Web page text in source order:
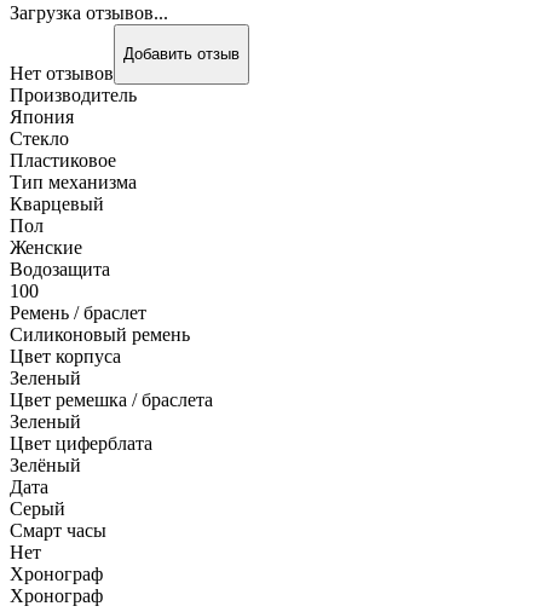
Загрузка отзывов...
Нет отзывов
Добавить отзыв
Производитель
Япония
Стекло
Пластиковое
Тип механизма
Кварцевый
Пол
Женские
Водозащита
100
Ремень / браслет
Силиконовый ремень
Цвет корпуса
Зеленый
Цвет ремешка / браслета
Зеленый
Цвет циферблата
Зелёный
Дата
Серый
Смарт часы
Нет
Хронограф
Хронограф